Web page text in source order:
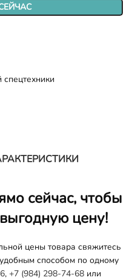
спецтехники
сейчас, чтобы
цену!
цены товара свяжитесь
способом по одному
, +7 (984) 298-74-68 или